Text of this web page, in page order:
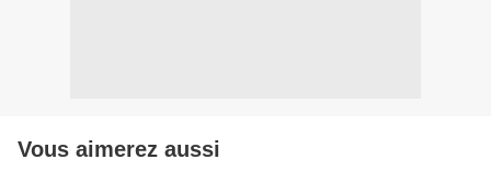
Vous aimerez aussi